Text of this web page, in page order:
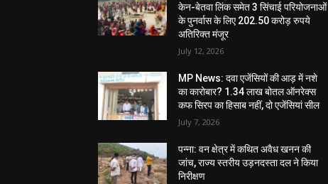
केन-बेतवा लिंक समेत 3 सिंचाई परियोजनाओं
के पुनर्वास के लिए 202.50 करोड़ रुपये
अतिरिक्त मंजूर
July 12, 2026
MP News: दवा एजेंसियों की आड़ में नशे
का कारोबार? 1.34 लाख बोतल ऑनरेक्स
कफ सिरप का हिसाब नहीं, दो एजेंसियां सील
July 7, 2026
पन्ना: वन क्षेत्र में कथित अवैध खनन की
जांच, राज्य स्तरीय उड़नदस्ता दल ने किया
निरीक्षण